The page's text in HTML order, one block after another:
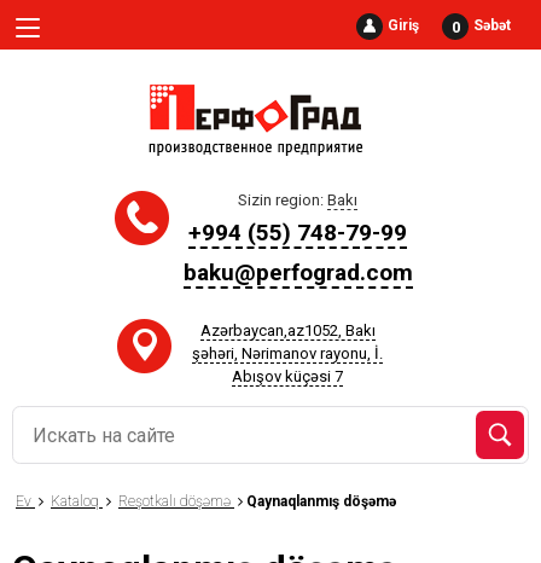
Giriş 0 Səbət
Sizin region: Bakı
+994 (55) 748-79-99
baku@perfograd.com
Azərbaycan,az1052, Bakı
şəhəri, Nərimanov rayonu, İ.
Abışov küçəsi 7
Ev Kataloq Reşotkalı döşəmə Qaynaqlanmış döşəmə